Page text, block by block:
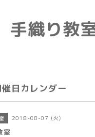
手織り教
日カレンダー
2018-08-07 (火)
室